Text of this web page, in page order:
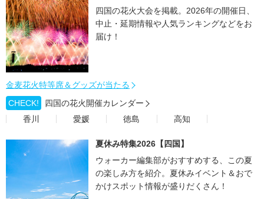
四国の花火大会を掲載。2026年の開催日、
中止・延期情報や人気ランキングなどをお
届け！
金麦花火特等席＆グッズが当たる
CHECK!
四国の花火開催カレンダー
香川
愛媛 徳島 高知
夏休み特集2026【四国】
ウォーカー編集部がおすすめする、この夏
の楽しみ方を紹介。夏休みイベント＆おで
かけスポット情報が盛りだくさん！